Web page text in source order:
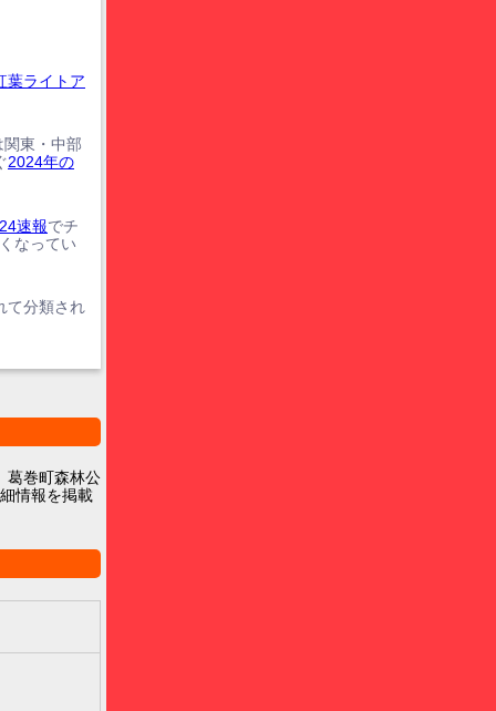
ライトア
東・中部
2024年の
速報でチ
なってい
て分類され
巻町森林公
情報を掲載